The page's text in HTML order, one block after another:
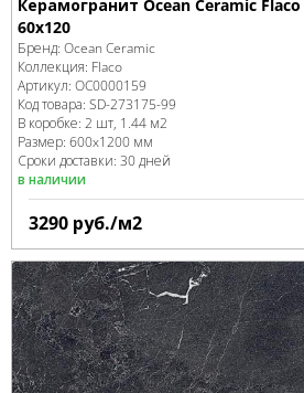
Керамогранит Ocean Ceramic
60x120
Бренд: Ocean Ceramic
Коллекция: Flaco
Артикул: OC0000159
Код товара: SD-273175-99
В коробке: 2 шт, 1.44 м2
Размер: 600x1200 мм
Сроки доставки: 30 дней
в наличии
3290 руб./м2